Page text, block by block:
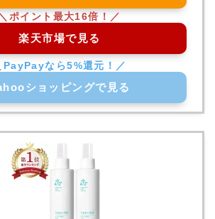
楽天市場で見る
ショッピングで見る